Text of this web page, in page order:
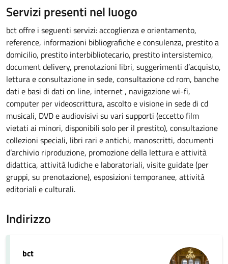
Servizi presenti nel luogo
bct offre i seguenti servizi: accoglienza e orientamento,
reference, informazioni bibliografiche e consulenza, prestito a
domicilio, prestito interbibliotecario, prestito intersistemico,
document delivery, prenotazioni libri, suggerimenti d’acquisto,
lettura e consultazione in sede, consultazione cd rom, banche
dati e basi di dati on line, internet , navigazione wi-fi,
computer per videoscrittura, ascolto e visione in sede di cd
musicali, DVD e audiovisivi su vari supporti (eccetto film
vietati ai minori, disponibili solo per il prestito), consultazione
collezioni speciali, libri rari e antichi, manoscritti, documenti
d’archivio riproduzione, promozione della lettura e attività
didattica, attività ludiche e laboratoriali, visite guidate (per
gruppi, su prenotazione), esposizioni temporanee, attività
editoriali e culturali.
Indirizzo
bct